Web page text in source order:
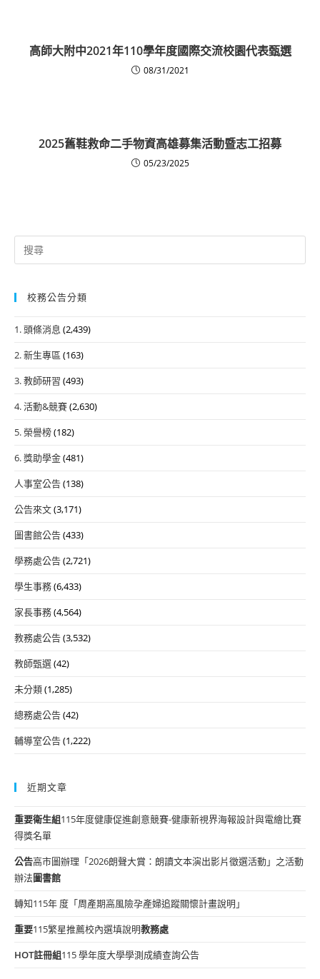
高師大附中2021年110學年度國際交流校園代表甄選
08/31/2021
2025舊鞋救命二手物資高雄募集活動暨志工招募
05/23/2025
Search
for:
校務公告分類
1. 頭條消息 (2,439)
2. 新生專區 (163)
3. 教師研習 (493)
4. 活動&競賽(2,630)
5. 榮譽榜(182)
6. 獎助學金(481)
人事室公告(138)
公告來文(3,171)
圖書館公告(433)
學務處公告(2,721)
學生事務(6,433)
家長事務(4,564)
教務處公告(3,532)
教師甄選(42)
未分類(1,285)
總務處公告(42)
輔導室公告(1,222)
近期文章
重要衛生組115年度健康促進創意競賽-健康新視界海報設計與電繪比賽
得獎名單
公告高市圖辦理「2026朗聲大賞：朗讀文本演出影片徵選活動」之活動
辦法圖書館
轉知115年 度「周產期高風險孕產婦追蹤關懷計畫說明」
重要115繁星推薦校內選填說明教務處
HOT註冊組115 學年度大學學測成績查詢公告